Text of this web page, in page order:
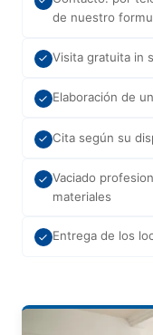
de nuestro
Visita gratuita in
Elaboración de
Cita según su
Vaciado
materiales
Entrega de los